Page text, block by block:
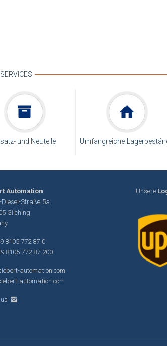
und Neuteile Umfangreiche
Automation
Diesel-Straße 5a
Gilching
8105 772 87 0
8105 772 87 200
automation.com
automation.com
Unsere